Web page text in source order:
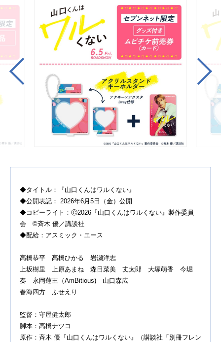
◆タイトル：『山口くんはワルくない』
◆公開表記： 2026年6月5日（金）公開
◆コピーライト：Ⓒ2026『山口くんはワルくない』製作委員
会 ©斉木 優／講談社
◆配給：アスミック・エース
高橋恭平 髙橋ひかる 岩瀬洋志
上坂樹里 上原あまね 森日菜美 丈太郎 大塚萌香 今堀
奏 永岡蓮王（AmBitious) 山口森広
春海四方 ふせえり
監督：守屋健太郎
脚本：高橋ナツコ
原作：斉木 優『山口くんはワルくない』（講談社「別冊フレン